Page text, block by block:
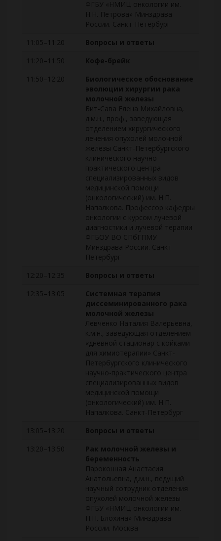
ФГБУ «НМИЦ онкологии им.
Н.Н. Петрова» Минздрава
России. Санкт-Петербург
11:05–11:20
Вопросы и ответы
11:20–11:50
Кофе-брейк
11:50–12:20
Биологическое обоснование
эволюции хирургии рака
молочной железы
Бит-Сава Елена Михайловна,
д.м.н., проф., заведующая
отделением хирургического
лечения опухолей молочной
железы Санкт-Петербургского
клинического научно-
практического центра
специализированных видов
медицинской помощи
(онкологический) им. Н.П.
Напалкова. Профессор кафедры
онкологии с курсом лучевой
диагностики и лучевой терапии
ФГБОУ ВО СПбГПМУ
Минздрава России. Санкт-
Петербург
12:20–12:35
Вопросы и ответы
12:35–13:05
Системная терапия
диссеминированного рака
молочной железы
Левченко Наталия Валерьевна,
к.м.н., заведующая отделением
«дневной стационар с койками
для химиотерапии» Санкт-
Петербургского клинического
научно-практического центра
специализированных видов
медицинской помощи
(онкологический) им. Н.П.
Напалкова. Санкт-Петербург
13:05–13:20
Вопросы и ответы
13:20–13:50
Рак молочной железы и
беременность
Пароконная Анастасия
Анатольевна, д.м.н., ведущий
научный сотрудник отделения
опухолей молочной железы
ФГБУ «НМИЦ онкологии им.
Н.Н. Блохина» Минздрава
России. Москва